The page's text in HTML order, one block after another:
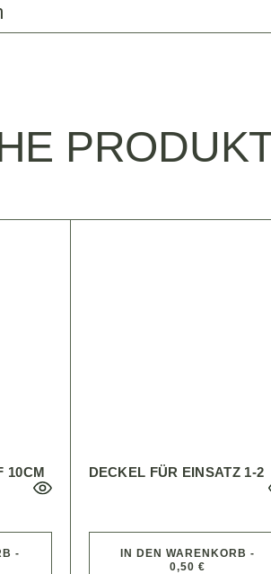
10CM
-
DECKEL FÜR EINSATZ 1-2
IN DEN WARENKORB -
0,50 €